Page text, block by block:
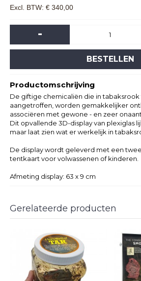
Excl. BTW: € 340,00
-
BESTELLEN
Productomschrijving
De giftige chemicaliën die in
aangetroffen, worden gemakkelijker
associëren met gewone - en zeer
Dit opvallende 3D-display van plexiglas
maar laat zien wat er werkelijk in
De display wordt geleverd met een
tentkaart voor volwassenen of kinderen.
Afmeting display: 63 x 9 cm
Gerelateerde producten